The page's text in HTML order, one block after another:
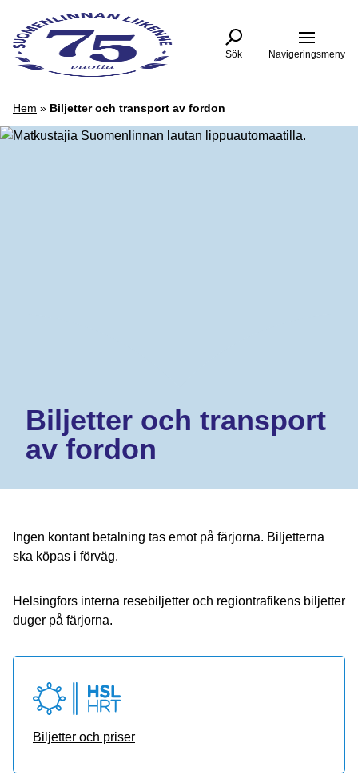
innehåll
Suomenlinnan
Liikenne
-
Till
förstasidan
Sök Navigeringsmeny
Hem » Biljetter och transport av fordon
Biljetter och transport
av fordon
Ingen kontant betalning tas emot på färjorna. Biljetterna
ska köpas i förväg.
Helsingfors interna resebiljetter och regiontrafikens biljetter
duger på färjorna.
Biljetter och priser